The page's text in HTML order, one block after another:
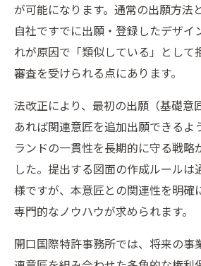
が可能になります。通常の出願方法
自社ですでに出願・登録したデザイ
れが原因で「類似している」として
審査を受けられる点にあります。
法改正により、最初の出願（基礎意
あれば関連意匠を追加出願できるよ
ランドの一貫性を長期的に守る戦略
した。提出する図面の作成ルールは
様ですが、本意匠との関連性を明確
専門的なノウハウが求められます。
開口国際特許事務所では、将来の事